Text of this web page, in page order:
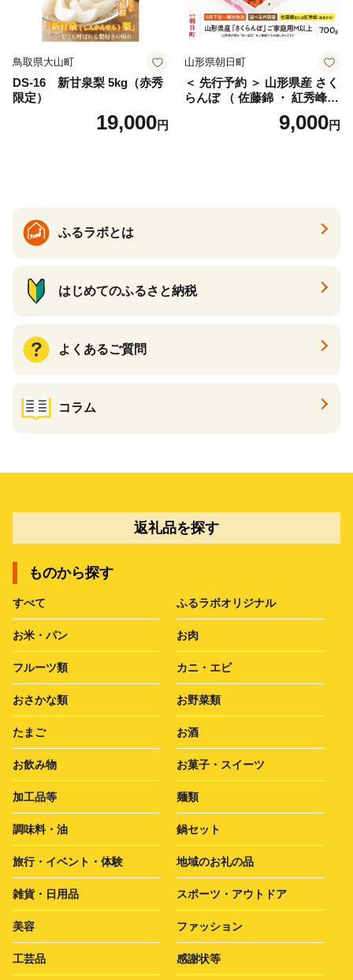
鳥取県大山町
DS-16 新甘泉梨 5kg（赤秀
限定）
19,000円
山形県朝日町
＜ 先行予約 ＞ 山形県産 さく
らんぼ （ 佐藤錦 ・ 紅秀峰
） ご家庭用 M以上 700g 【20
26年6月下旬から7月上旬発
9,000円
ふるラボとは
はじめてのふるさと納税
よくあるご質問
コラム
返礼品を探す
ものから探す
すべて ふるラボオリジナル
お米・パン お肉
フルーツ類 カニ・エビ
おさかな類 お野菜類
たまご お酒
お飲み物 お菓子・スイーツ
加工品等 麺類
調味料・油 鍋セット
旅行・イベント・体験 地域のお礼の品
雑貨・日用品 スポーツ・アウトドア
美容 ファッション
工芸品 感謝状等